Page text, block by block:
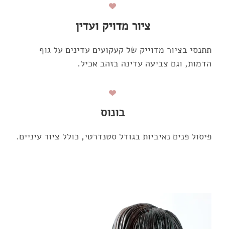
ציור מדויק ועדין
תתנסי בציור מדוייק של קעקועים עדינים על גוף
הדמות, וגם צביעה עדינה בזהב אכיל.
בונוס
פיסול פנים נאיביות בגודל סטנדרטי, כולל ציור עיניים.